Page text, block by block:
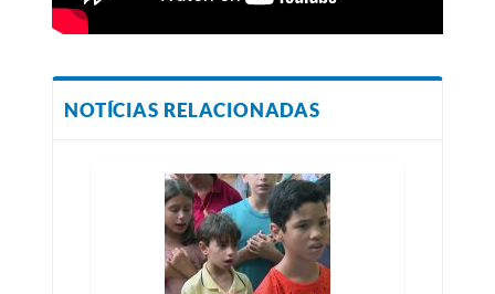
NOTÍCIAS RELACIONADAS